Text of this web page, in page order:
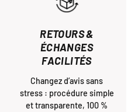
RETOURS &
ÉCHANGES
FACILITÉS
Changez d’avis sans
stress : procédure simple
et transparente, 100 %